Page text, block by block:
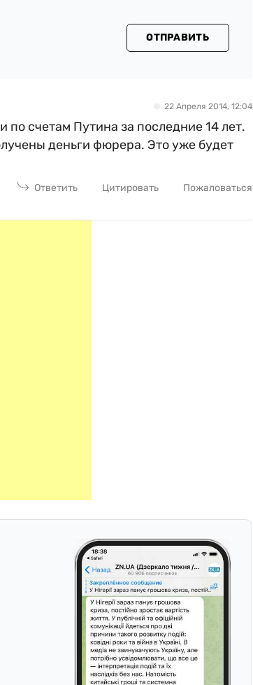
ОТПРАВИТЬ
22 Апреля 2014, 12:04
счетам Путина за последние 14 лет.
деньги фюрера. Это уже будет
Ответить Цитировать Пожаловаться